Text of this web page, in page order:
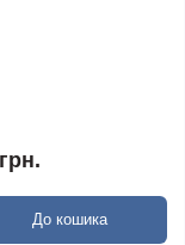
До кошика